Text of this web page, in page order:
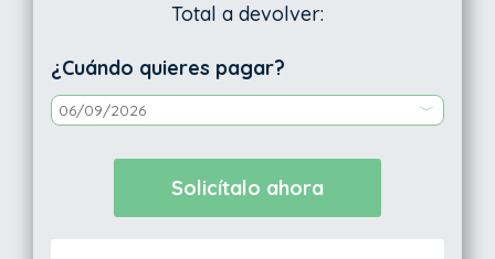
Total a devolver:
¿Cuándo quieres pagar?